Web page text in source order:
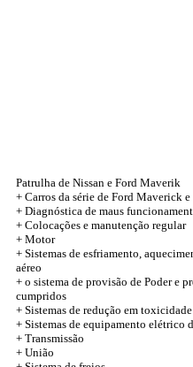
Patrulha de Nissan e Ford Maverik
+ Carros da série de Ford Maverick
+ Diagnóstica de maus
+ Colocações e manutenção regular
+ Motor
+ Sistemas de esfriamento,
aéreo
+ o sistema de provisão de Poder e
cumpridos
+ Sistemas de redução em
+ Sistemas de equipamento elétrico
+ Transmissão
+ União